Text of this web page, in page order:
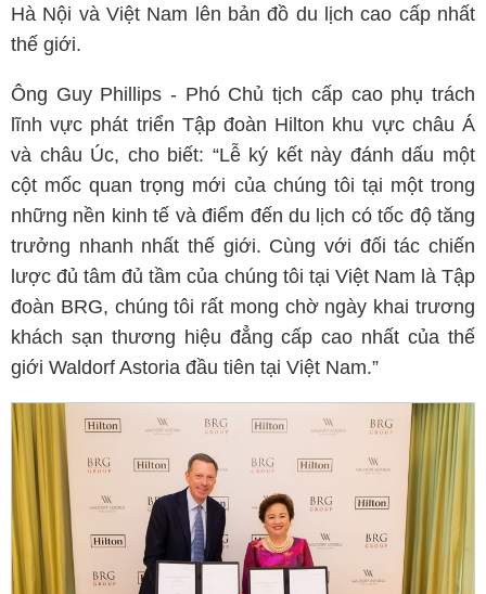
Hà Nội và Việt Nam lên bản đồ du lịch cao cấp nhất
thế giới.
Ông Guy Phillips - Phó Chủ tịch cấp cao phụ trách
lĩnh vực phát triển Tập đoàn Hilton khu vực châu Á
và châu Úc, cho biết: “Lễ ký kết này đánh dấu một
cột mốc quan trọng mới của chúng tôi tại một trong
những nền kinh tế và điểm đến du lịch có tốc độ tăng
trưởng nhanh nhất thế giới. Cùng với đối tác chiến
lược đủ tâm đủ tầm của chúng tôi tại Việt Nam là Tập
đoàn BRG, chúng tôi rất mong chờ ngày khai trương
khách sạn thương hiệu đẳng cấp cao nhất của thế
giới Waldorf Astoria đầu tiên tại Việt Nam.”